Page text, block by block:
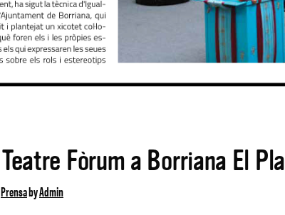
Teatre Fòrum a Borriana El Pla
PrensabyAdmin